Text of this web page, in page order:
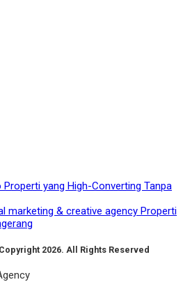
yang High-Converting Tanpa
marketing & creative agency Properti
2026. All Rights Reserved